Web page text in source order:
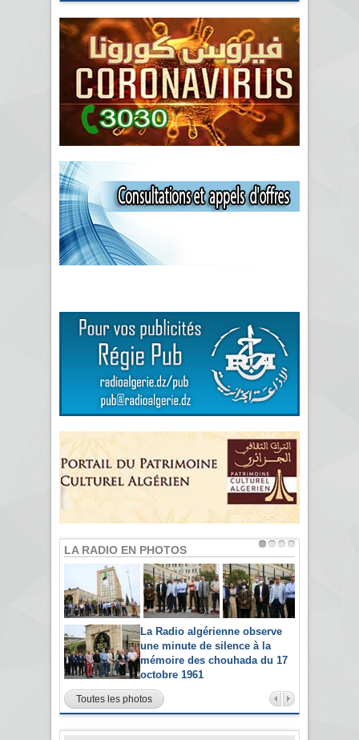
LA RADIO EN PHOTOS
La Radio algérienne observe
une minute de silence à la
mémoire des chouhada du 17
octobre 1961
Toutes les photos